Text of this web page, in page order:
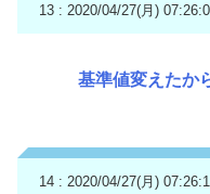
13 : 2020/04/27(月)
基準値変えたか
14 : 2020/04/27(月)